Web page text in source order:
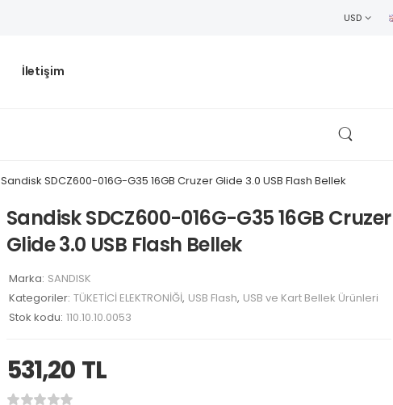
USD
İletişim
Sandisk SDCZ600-016G-G35 16GB Cruzer Glide 3.0 USB Flash Bellek
Sandisk SDCZ600-016G-G35 16GB Cruzer
Glide 3.0 USB Flash Bellek
Marka: SANDISK
Kategoriler: TÜKETİCİ ELEKTRONİĞİ, USB Flash, USB ve Kart Bellek Ürünleri
Stok kodu: 110.10.10.0053
531,20 TL